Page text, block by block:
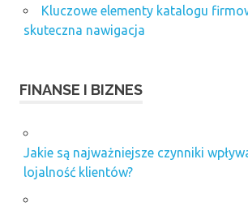
Kluczowe elementy katalogu
skuteczna nawigacja
FINANSE I BIZNES
Jakie są najważniejsze czynniki
lojalność klientów?